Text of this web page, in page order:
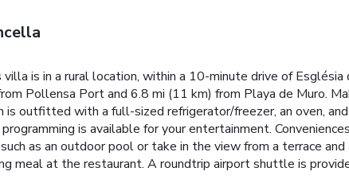
is in a rural location, within a 10-minute drive of
Pollensa Port and 6.8 mi (11 km) from Playa de Muro.
is outfitted with a full-sized refrigerator/freezer, an oven,
is available for your entertainment.
as an outdoor pool or take in the view from a terrace
meal at the restaurant. A roundtrip airport shuttle is